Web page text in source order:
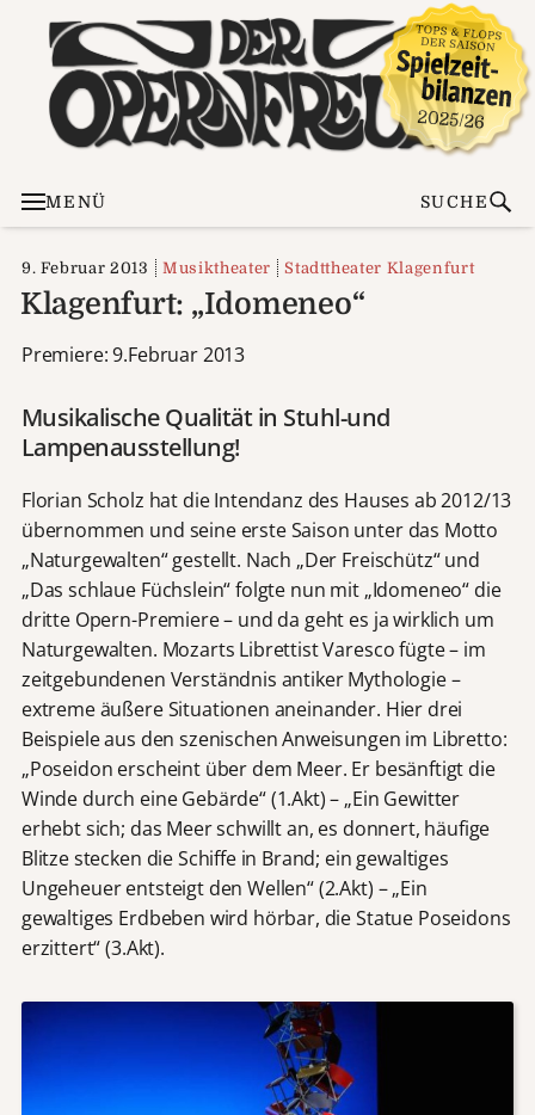
MENÜ SUCHE
9. Februar 2013 Musiktheater Stadttheater Klagenfurt
Klagenfurt: „Idomeneo“
Premiere: 9.Februar 2013
Musikalische Qualität in Stuhl-und
Lampenausstellung!
Florian Scholz hat die Intendanz des Hauses ab 2012/13
übernommen und seine erste Saison unter das Motto
„Naturgewalten“ gestellt. Nach „Der Freischütz“ und
„Das schlaue Füchslein“ folgte nun mit „Idomeneo“ die
dritte Opern-Premiere – und da geht es ja wirklich um
Naturgewalten. Mozarts Librettist Varesco fügte – im
zeitgebundenen Verständnis antiker Mythologie –
extreme äußere Situationen aneinander. Hier drei
Beispiele aus den szenischen Anweisungen im Libretto:
„Poseidon erscheint über dem Meer. Er besänftigt die
Winde durch eine Gebärde“ (1.Akt) – „Ein Gewitter
erhebt sich; das Meer schwillt an, es donnert, häufige
Blitze stecken die Schiffe in Brand; ein gewaltiges
Ungeheuer entsteigt den Wellen“ (2.Akt) – „Ein
gewaltiges Erdbeben wird hörbar, die Statue Poseidons
erzittert“ (3.Akt).